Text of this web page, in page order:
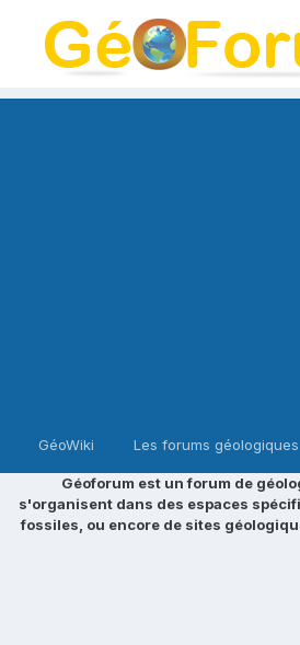
GéoWiki Les forums géologiques
Géoforum est un forum de
s'organisent dans des espaces
fossiles, ou encore de sites